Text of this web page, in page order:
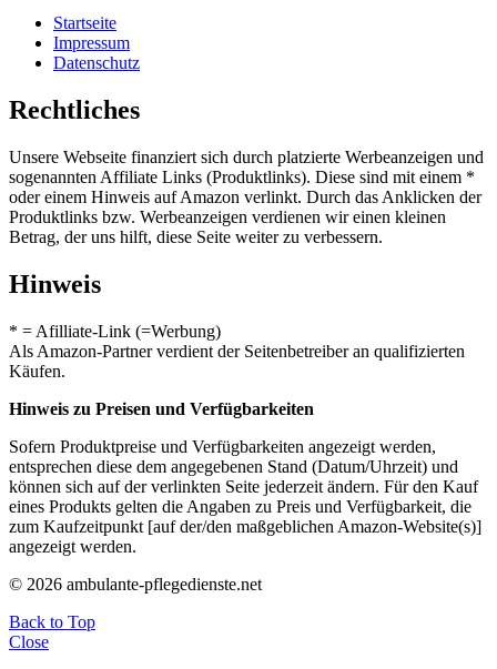
Startseite
Impressum
Datenschutz
Rechtliches
Unsere Webseite finanziert sich durch platzierte Werbeanzeigen und
sogenannten Affiliate Links (Produktlinks). Diese sind mit einem *
oder einem Hinweis auf Amazon verlinkt. Durch das Anklicken der
Produktlinks bzw. Werbeanzeigen verdienen wir einen kleinen
Betrag, der uns hilft, diese Seite weiter zu verbessern.
Hinweis
* = Afilliate-Link (=Werbung)
Als Amazon-Partner verdient der Seitenbetreiber an qualifizierten
Käufen.
Hinweis zu Preisen und Verfügbarkeiten
Sofern Produktpreise und Verfügbarkeiten angezeigt werden,
entsprechen diese dem angegebenen Stand (Datum/Uhrzeit) und
können sich auf der verlinkten Seite jederzeit ändern. Für den Kauf
eines Produkts gelten die Angaben zu Preis und Verfügbarkeit, die
zum Kaufzeitpunkt [auf der/den maßgeblichen Amazon-Website(s)]
angezeigt werden.
© 2026 ambulante-pflegedienste.net
Back to Top
Close